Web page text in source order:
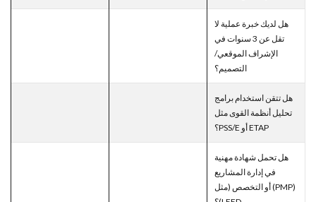
هل لديك خبرة عملية لا
تقل عن 3 سنوات في
الإشراف الموقعي/
التصميم؟
هل تتقن استخدام برامج
تحليل أنظمة القوى مثل
ETAP أو PSS/E؟
هل تحمل شهادة مهنية
في إدارة المشاريع
(PMP) أو التخصص (مثل